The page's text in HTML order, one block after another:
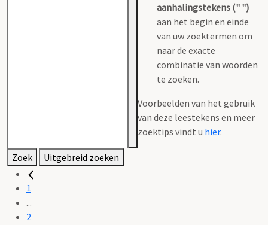
aanhalingstekens (" ")
aan het begin en einde
van uw zoektermen om
naar de exacte
combinatie van woorden
te zoeken.
Voorbeelden van het gebruik
van deze leestekens en meer
zoektips vindt u hier.
Zoek Uitgebreid zoeken
1
...
2